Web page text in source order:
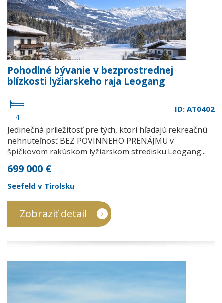
Pohodlné bývanie v bezprostrednej
blízkosti lyžiarskeho raja Leogang
4
ID: AT0402
Jedinečná príležitosť pre tých, ktorí hľadajú rekreačnú
nehnuteľnosť BEZ POVINNÉHO PRENÁJMU v
špičkovom rakúskom lyžiarskom stredisku Leogang...
699 000 €
Seefeld v Tirolsku
Zobraziť detail